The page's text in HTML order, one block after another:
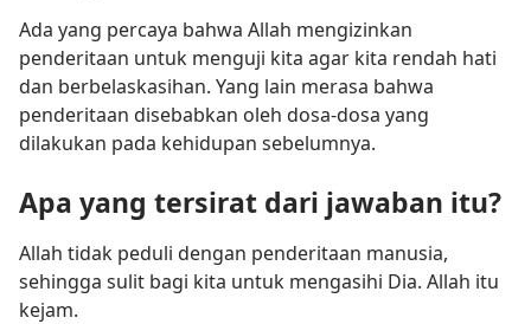
Ada yang percaya bahwa Allah mengizinkan
penderitaan untuk menguji kita agar kita rendah hati
dan berbelaskasihan. Yang lain merasa bahwa
penderitaan disebabkan oleh dosa-dosa yang
dilakukan pada kehidupan sebelumnya.
Apa yang tersirat dari jawaban itu?
Allah tidak peduli dengan penderitaan manusia,
sehingga sulit bagi kita untuk mengasihi Dia. Allah itu
kejam.